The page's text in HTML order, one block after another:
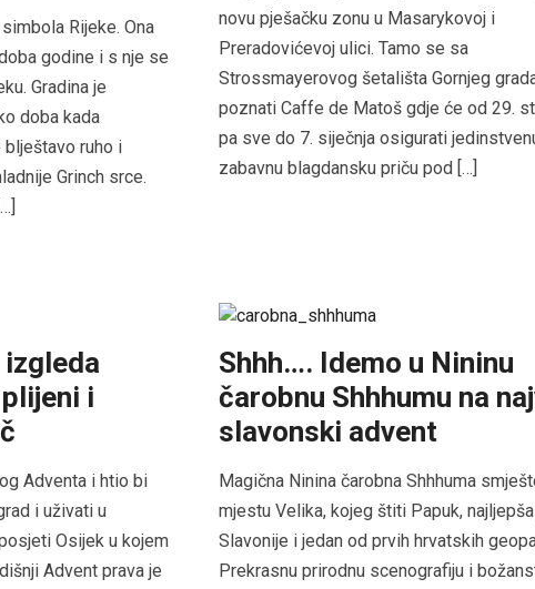
Rijeke. Ona
godine i s nje se
Gradina je
doba kada
ruho i
Grinch srce.
novu pješačku zonu u Masarykovoj i
Preradovićevoj ulici. Tamo se sa
Strossmayerovog šetališta Gornjeg
poznati Caffe de Matoš gdje će od 29.
pa sve do 7. siječnja osigurati
zabavnu blagdansku priču pod […]
i
Adventa i htio bi
i uživati u
Osijek u kojem
Advent prava je
Shhh…. Idemo u Nininu
čarobnu Shhhumu na
slavonski advent
Magična Ninina čarobna Shhhuma
mjestu Velika, kojeg štiti Papuk,
Slavonije i jedan od prvih hrvatskih
Prekrasnu prirodnu scenografiju i